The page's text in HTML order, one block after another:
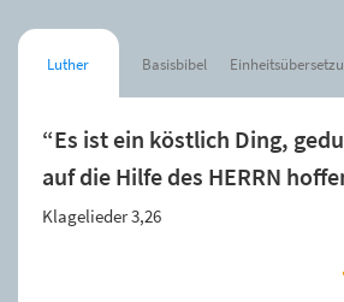
Luther Basisbibel
“Es ist ein köstlich Ding,
auf die Hilfe des HERRN
Klagelieder 3,26